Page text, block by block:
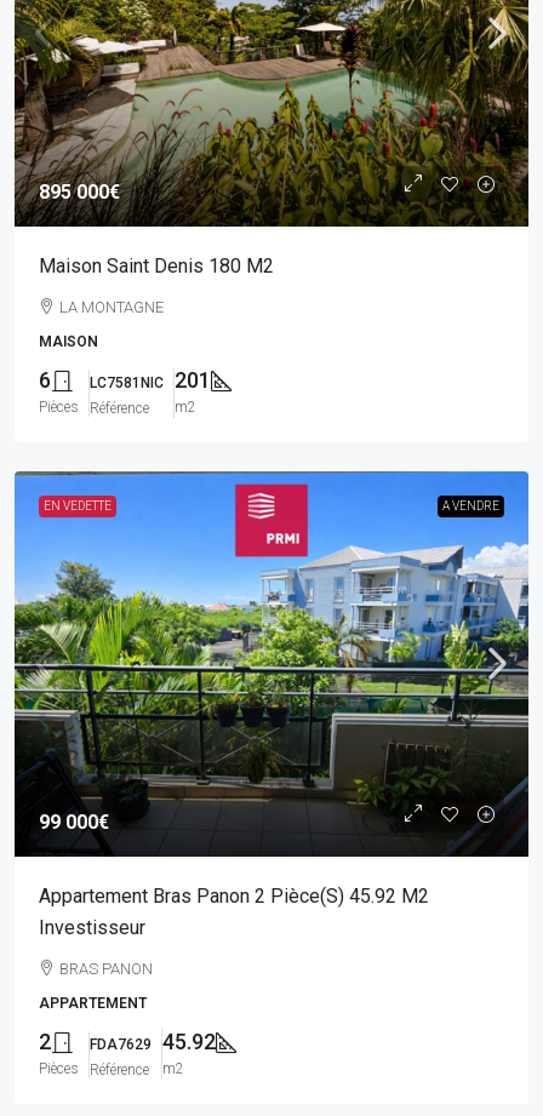
895 000€
Maison Saint Denis 180 M2
LA MONTAGNE
MAISON
6
Pièces
LC7581NIC
Référence
201
m2
EN VEDETTE A VENDRE
99 000€
Appartement Bras Panon 2 Pièce(s) 45.92 M2
Investisseur
BRAS PANON
APPARTEMENT
2
Pièces
FDA7629
Référence
45.92
m2